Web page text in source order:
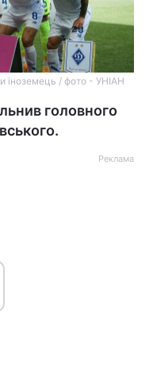
іноземець / фото - УНІАН
головного
Реклама